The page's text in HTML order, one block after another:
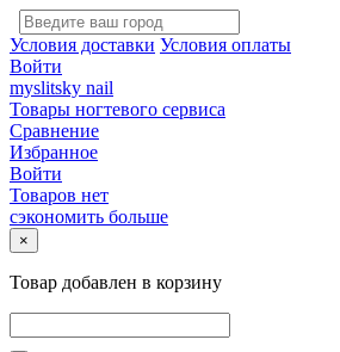
Условия доставки Условия оплаты
Войти
myslitsky nail
Товары ногтевого сервиса
Сравнение
Избранное
Войти
Товаров нет
сэкономить больше
×
Товар добавлен в корзину